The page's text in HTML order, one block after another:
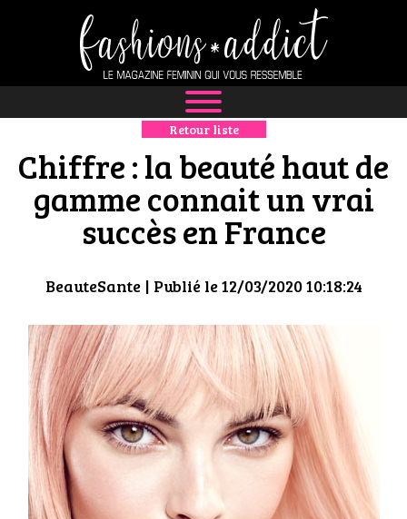
NEWS
MODE
LUXE
DÉFILÉS
BOUTIQUE
CULTURE
HIGH TECH
MAISON
AUTO
Retour liste
Chiffre : la beauté haut de
gamme connait un vrai
succès en France
BeauteSante| Publié le 12/03/2020 10:18:24